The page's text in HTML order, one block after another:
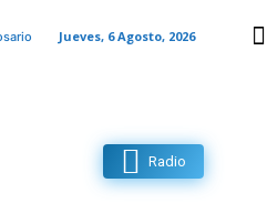
Jueves, 6 Agosto, 2026
Radio